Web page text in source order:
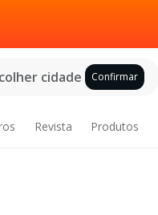
cidade Confirmar
Revista Produtos